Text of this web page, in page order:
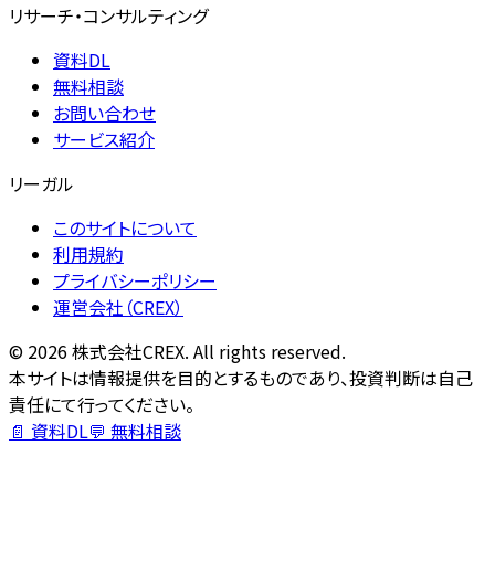
リサーチ・コンサルティング
資料DL
無料相談
お問い合わせ
サービス紹介
リーガル
このサイトについて
利用規約
プライバシーポリシー
運営会社（CREX）
© 2026株式会社CREX. All rights reserved.
本サイトは情報提供を目的とするものであり、投資判断は自己
責任にて行ってください。
📄 資料DL💬 無料相談